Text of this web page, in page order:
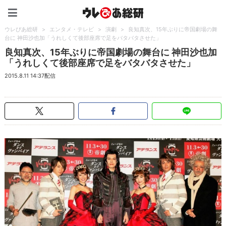
ウレぴあ総研 > エンタメ・テレビ > 演劇 >
良知真次、15年ぶりに帝国劇場の舞
台に 神田沙也加「うれしくて後部座席で足をバタバタさせた」
良知真次、15年ぶりに帝国劇場の舞台に 神田沙也加
「うれしくて後部座席で足をバタバタさせた」
2015.8.11 14:37配信